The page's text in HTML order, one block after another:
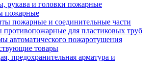
рукава и головки пожарные
пожарные
пожарные и соединительные части
для пластиковых труб
автоматического пожаротушения
товары
предохранительная арматура и